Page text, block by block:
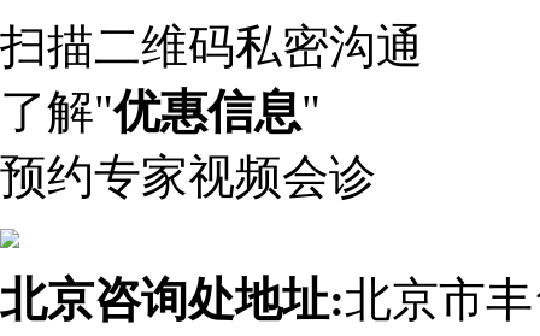
扫描二维码私密沟通
了解"优惠信息"
预约专家视频会诊
北京咨询处地址:北京市